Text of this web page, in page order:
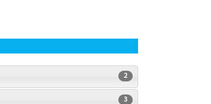
2
3